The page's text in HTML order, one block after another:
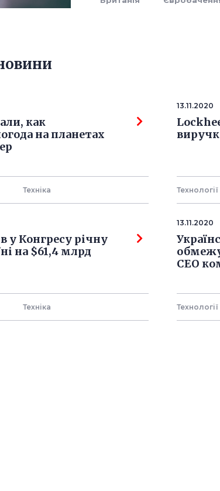
как
на планетах
Технiка
13.11.2020
Технології
у Конгресу річну
на $61,4 млрд
Технiка
13.11.2020
СЕО
Технології